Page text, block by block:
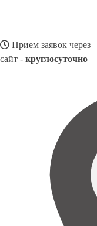
Прием заявок через
сайт - круглосуточно